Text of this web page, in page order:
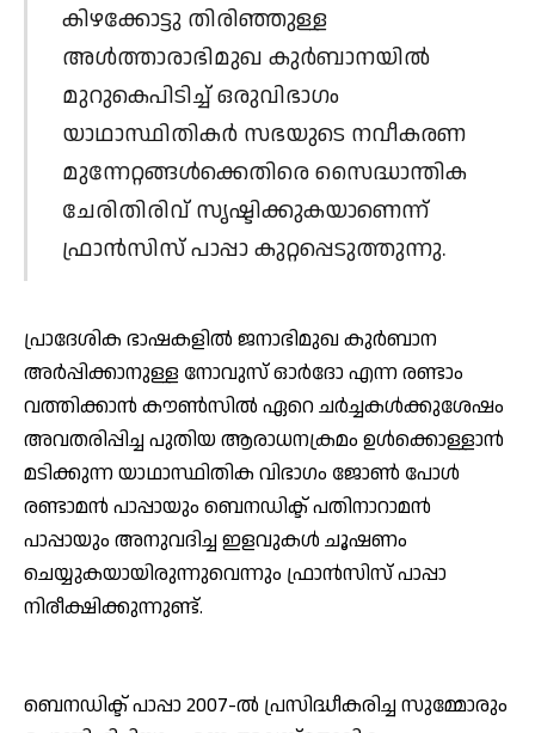
കിഴക്കോട്ടു തിരിഞ്ഞുള്ള
അള്‍ത്താരാഭിമുഖ കുര്‍ബാനയില്‍
മുറുകെപിടിച്ച് ഒരുവിഭാഗം
യാഥാസ്ഥിതികര്‍ സഭയുടെ നവീകരണ
മുന്നേറ്റങ്ങള്‍ക്കെതിരെ സൈദ്ധാന്തിക
ചേരിതിരിവ് സൃഷ്ടിക്കുകയാണെന്ന്
ഫ്രാന്‍സിസ് പാപ്പാ കുറ്റപ്പെടുത്തുന്നു.
പ്രാദേശിക ഭാഷകളില്‍ ജനാഭിമുഖ കുര്‍ബാന
അര്‍പ്പിക്കാനുള്ള നോവുസ് ഓര്‍ദോ എന്ന രണ്ടാം
വത്തിക്കാന്‍ കൗണ്‍സില്‍ ഏറെ ചര്‍ച്ചകള്‍ക്കുശേഷം
അവതരിപ്പിച്ച പുതിയ ആരാധനക്രമം ഉള്‍ക്കൊള്ളാന്‍
മടിക്കുന്ന യാഥാസ്ഥിതിക വിഭാഗം ജോണ്‍ പോള്‍
രണ്ടാമന്‍ പാപ്പായും ബെനഡിക്ട് പതിനാറാമന്‍
പാപ്പായും അനുവദിച്ച ഇളവുകള്‍ ചൂഷണം
ചെയ്യുകയായിരുന്നുവെന്നും ഫ്രാന്‍സിസ് പാപ്പാ
നിരീക്ഷിക്കുന്നുണ്ട്.
ബെനഡിക്ട് പാപ്പാ 2007-ല്‍ പ്രസിദ്ധീകരിച്ച സുമ്മോരും